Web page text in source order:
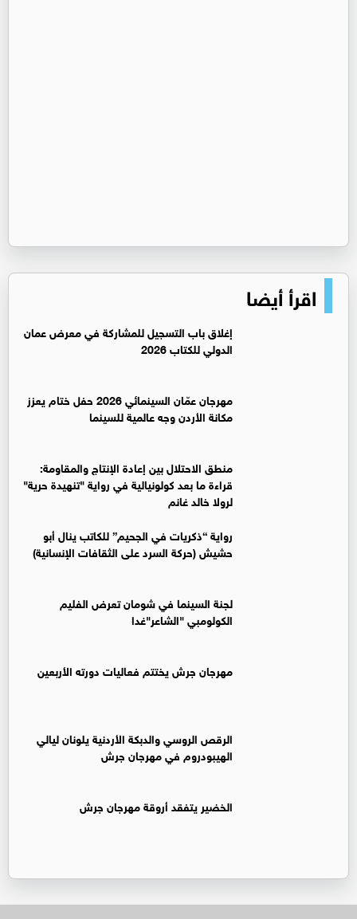
اقرأ أيضا
إغلاق باب التسجيل للمشاركة في معرض عمان
الدولي للكتاب 2026
مهرجان عمّان السينمائي 2026 حفل ختام يعزز
مكانة الأردن وجه عالمية للسينما
منطق الاحتلال بين إعادة الإنتاج والمقاومة:
قراءة ما بعد كولونيالية في رواية "تنهيدة حرية"
لرولا خالد غانم
رواية “ذكريات في الجحيم” للكاتب ينال أبو
حشيش (حركة السرد على الثقافات الإنسانية)
لجنة السينما في شومان تعرض الفليم
الكولومبي "الشاعر"غدا
مهرجان جرش يختتم فعاليات دورته الأربعين
الرقص الروسي والدبكة الأردنية يلونان ليالي
الهيبودروم في مهرجان جرش
الخضير يتفقد أروقة مهرجان جرش